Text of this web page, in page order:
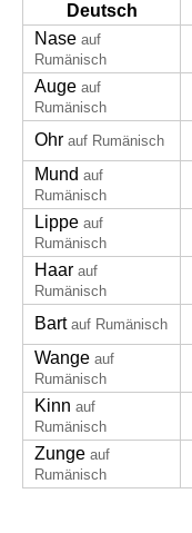
Deutsch
Nase auf
Rumänisch
Auge auf
Rumänisch
Ohr auf Rumänisch
Mund auf
Rumänisch
Lippe auf
Rumänisch
Haar auf
Rumänisch
Bart auf Rumänisch
Wange auf
Rumänisch
Kinn auf
Rumänisch
Zunge auf
Rumänisch